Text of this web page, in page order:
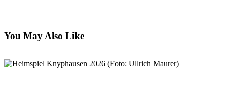
You May Also Like